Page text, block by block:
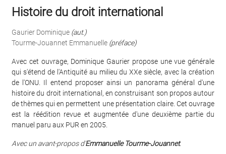
Histoire du droit international
Gaurier Dominique (aut.)
Tourme-Jouannet Emmanuelle (préface)
Avec cet ouvrage, Dominique Gaurier propose une vue générale
qui s'étend de l'Antiquité au milieu du XXe siècle, avec la création
de l'ONU. Il entend proposer ainsi un panorama général d'une
histoire du droit international, en construisant son propos autour
de thèmes qui en permettent une présentation claire. Cet ouvrage
est la réédition revue et augmentée d'une deuxième partie du
manuel paru aux PUR en 2005.
Avec un avant-propos d'Emmanuelle Tourme-Jouannet.